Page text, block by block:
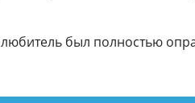
был полностью